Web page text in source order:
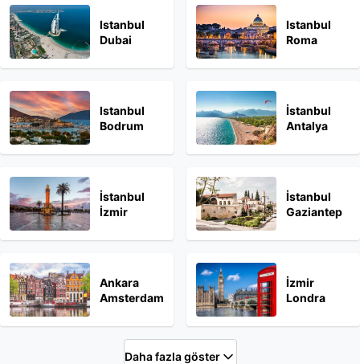
Istanbul
Dubai
Istanbul
Roma
Istanbul
Bodrum
İstanbul
Antalya
İstanbul
İzmir
İstanbul
Gaziantep
Ankara
Amsterdam
İzmir
Londra
Daha fazla göster